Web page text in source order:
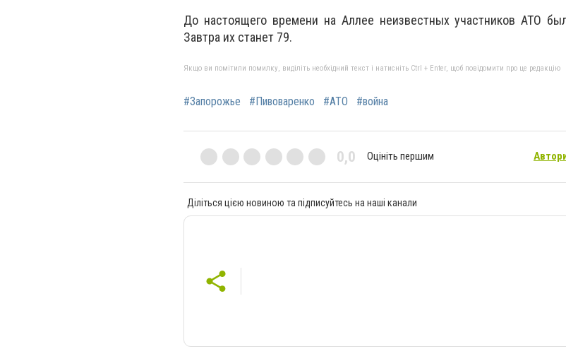
До настоящего времени на Аллее неизвестных участников АТО
Завтра их станет 79.
Якщо ви помітили помилку, виділіть необхідний текст і натисніть Ctrl + Enter, щоб повідомити про це редакцію
#Запорожье #Пивоваренко #АТО #война
0,0 Оцініть першим
Діліться цією новиною та підписуйтесь на наші канали